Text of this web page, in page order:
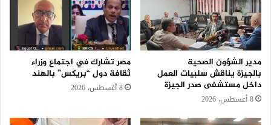
مدير الشؤون الصحية
بالجيزة يناقش سلبيات العمل
داخل مستشفى صدر الجيزة
8 أغسطس، 2026
مصر تشارك في اجتماع وزراء
ثقافة دول “بريكس” بالهند
8 أغسطس، 2026